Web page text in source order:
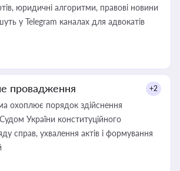
юридичні алгоритми, правові новини
у Telegram каналах для адвокатів
провадження +2
охоплює порядок здійснення
України конституційного
справ, ухвалення актів і формування